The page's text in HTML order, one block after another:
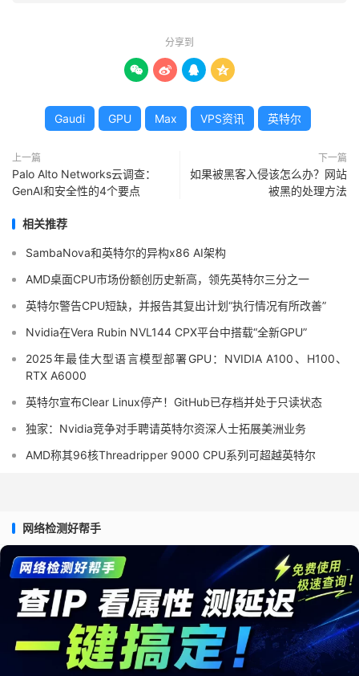
分享到
   
Gaudi GPU Max VPS资讯 英特尔
上一篇
Palo Alto Networks云调查：
GenAI和安全性的4个要点
下一篇
如果被黑客入侵该怎么办？网站
被黑的处理方法
相关推荐
SambaNova和英特尔的异构x86 AI架构
AMD桌面CPU市场份额创历史新高，领先英特尔三分之一
英特尔警告CPU短缺，并报告其复出计划“执行情况有所改善”
Nvidia在Vera Rubin NVL144 CPX平台中搭载“全新GPU”
2025年最佳大型语言模型部署GPU：NVIDIA A100、H100、
RTX A6000
英特尔宣布Clear Linux停产！GitHub已存档并处于只读状态
独家：Nvidia竞争对手聘请英特尔资深人士拓展美洲业务
AMD称其96核Threadripper 9000 CPU系列可超越英特尔
网络检测好帮手